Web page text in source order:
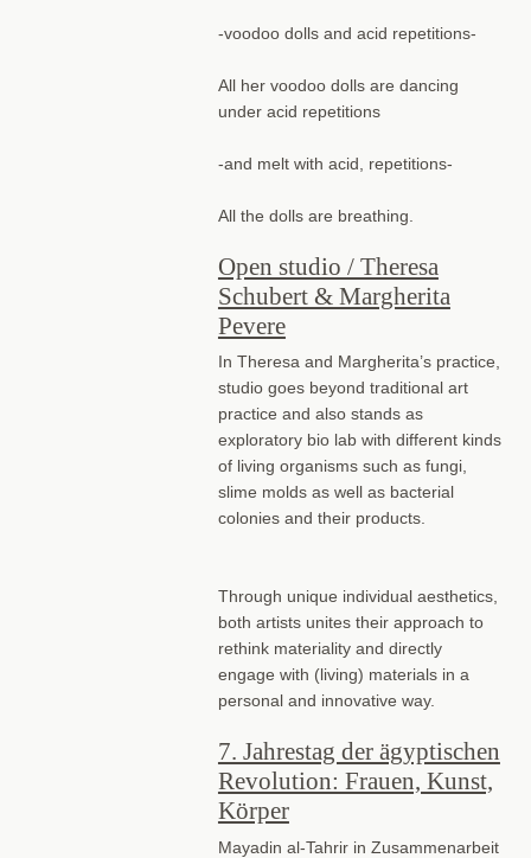
-voodoo dolls and acid repetitions-
All her voodoo dolls are dancing
under acid repetitions
-and melt with acid, repetitions-
All the dolls are breathing.
Open studio / Theresa
Schubert & Margherita
Pevere
In Theresa and Margherita’s practice,
studio goes beyond traditional art
practice and also stands as
exploratory bio lab with different kinds
of living organisms such as fungi,
slime molds as well as bacterial
colonies and their products.
Through unique individual aesthetics,
both artists unites their approach to
rethink materiality and directly
engage with (living) materials in a
personal and innovative way.
7. Jahrestag der ägyptischen
Revolution: Frauen, Kunst,
Körper
Mayadin al-Tahrir in Zusammenarbeit